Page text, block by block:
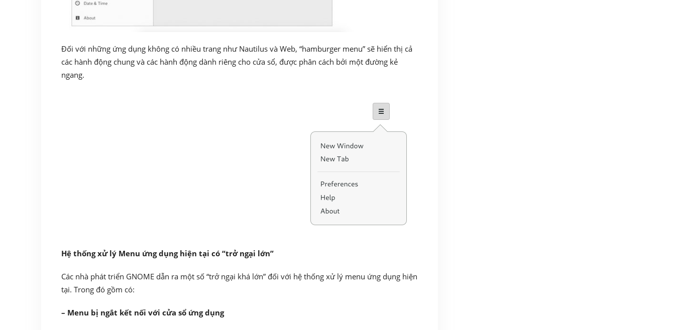
Đối với những ứng dụng không có nhiều trang như Nautilus và Web, “hamburger menu” sẽ hiển thị cả
các hành động chung và các hành động dành riêng cho cửa sổ, được phân cách bởi một đường kẻ
ngang.
Hệ thống xử lý Menu ứng dụng hiện tại có “trở ngại lớn”
Các nhà phát triển GNOME dẫn ra một số “trở ngại khá lớn” đối với hệ thống xử lý menu ứng dụng hiện
tại. Trong đó gồm có:
– Menu bị ngắt kết nối với cửa sổ ứng dụng